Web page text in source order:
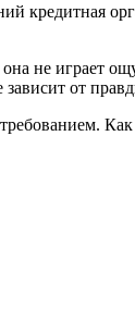
кредитная
не играет
от